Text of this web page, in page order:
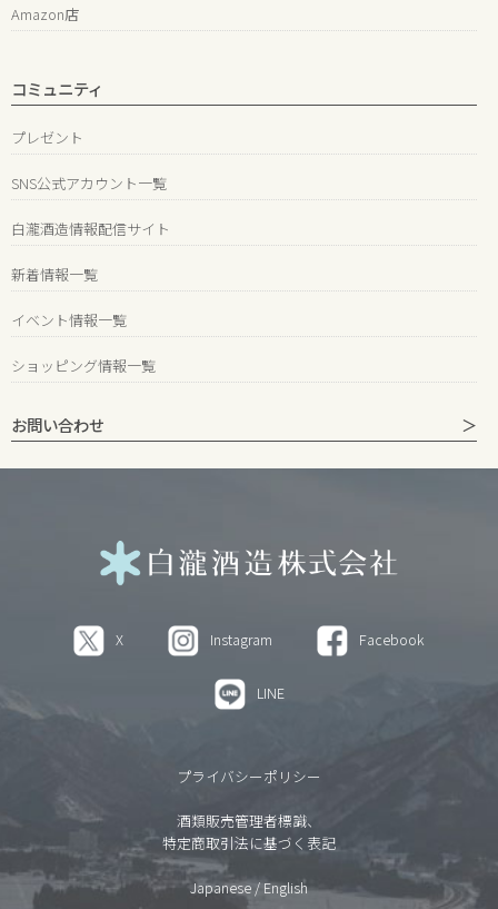
Amazon店
コミュニティ
プレゼント
SNS公式アカウント一覧
白瀧酒造情報配信サイト
新着情報一覧
イベント情報一覧
ショッピング情報一覧
お問い合わせ
X Instagram Facebook
LINE
プライバシーポリシー
酒類販売管理者標識、
特定商取引法に基づく表記
Japanese / English